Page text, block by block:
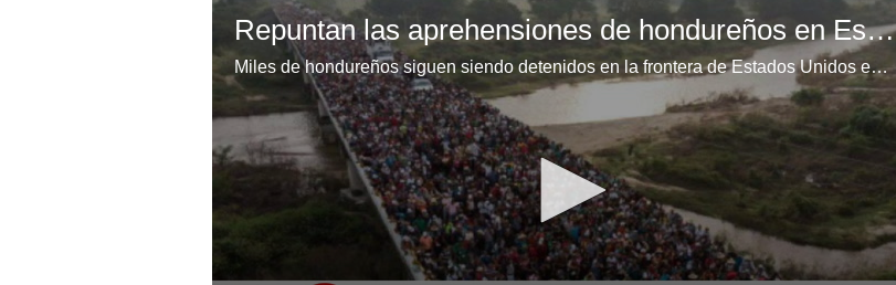
Repuntan las aprehensiones de hondureños en Estados Unidos
Miles de hondureños siguen siendo detenidos en la frontera de Estados Unidos en su intento por ingresar de manera ilegal a esa nación.